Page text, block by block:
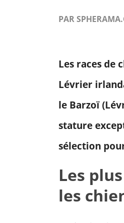
PAR
Les races de
Lévrier
le Barzoï
stature
sélection
Les
les